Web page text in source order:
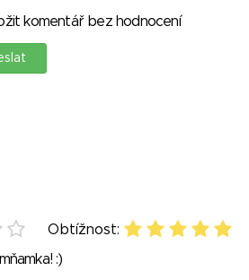
komentář bez hodnocení
Obtížnost:
:)